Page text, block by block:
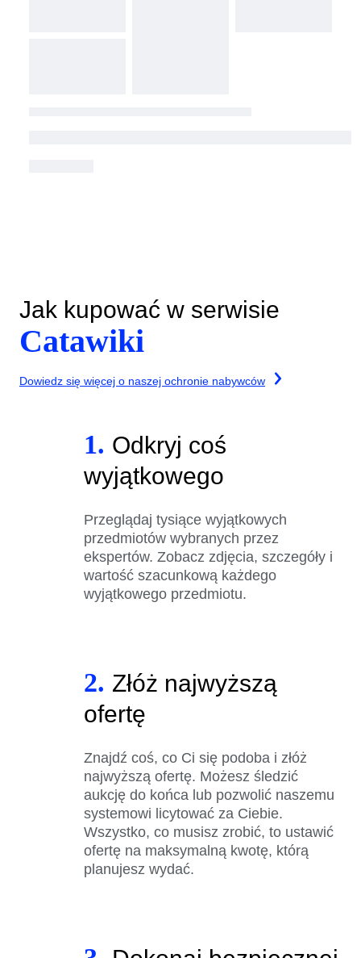
Jak kupować w serwisie
Catawiki
Dowiedz się więcej o naszej ochronie nabywców
1. Odkryj coś
wyjątkowego
Przeglądaj tysiące wyjątkowych
przedmiotów wybranych przez
ekspertów. Zobacz zdjęcia, szczegóły i
wartość szacunkową każdego
wyjątkowego przedmiotu.
2. Złóż najwyższą
ofertę
Znajdź coś, co Ci się podoba i złóż
najwyższą ofertę. Możesz śledzić
aukcję do końca lub pozwolić naszemu
systemowi licytować za Ciebie.
Wszystko, co musisz zrobić, to ustawić
ofertę na maksymalną kwotę, którą
planujesz wydać.